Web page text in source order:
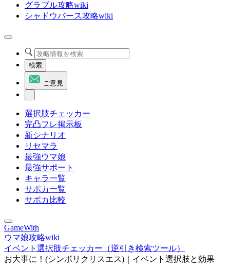
グラブル攻略wiki
シャドウバース攻略wiki
検索
ご意見
選択肢チェッカー
完凸フレ掲示板
新シナリオ
リセマラ
最強ウマ娘
最強サポート
キャラ一覧
サポカ一覧
サポカ比較
GameWith
ウマ娘攻略wiki
イベント選択肢チェッカー（逆引き検索ツール）
お大事に！(シンボリクリスエス)｜イベント選択肢と効果